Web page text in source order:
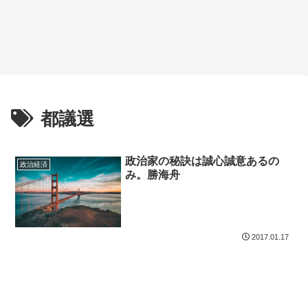
都議選
政治経済
政治家の秘訣は誠心誠意あるの
み。勝海舟
2017.01.17